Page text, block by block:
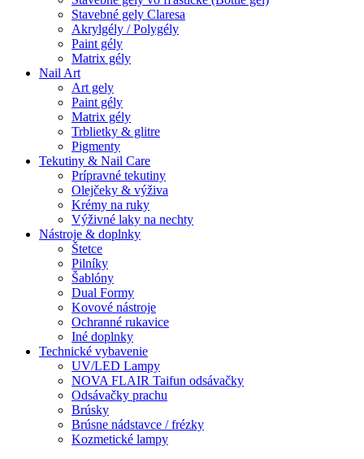
Stavebné gely Claresa
Akrylgély / Polygély
Paint gély
Matrix gély
Nail Art
Art gely
Paint gély
Matrix gély
Trblietky & glitre
Pigmenty
Tekutiny & Nail Care
Prípravné tekutiny
Olejčeky & výživa
Krémy na ruky
Výživné laky na nechty
Nástroje & doplnky
Štetce
Pilníky
Šablóny
Dual Formy
Kovové nástroje
Ochranné rukavice
Iné doplnky
Technické vybavenie
UV/LED Lampy
NOVA FLAIR Taifun odsávačky
Odsávačky prachu
Brúsky
Brúsne nádstavce / frézky
Kozmetické lampy